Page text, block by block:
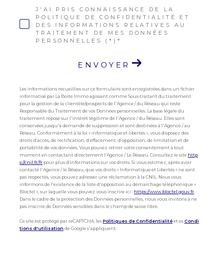
J'AI PRIS CONNAISSANCE DE LA
POLITIQUE DE CONFIDENTIALITÉ ET
DES INFORMATIONS RELATIVES AU
TRAITEMENT DE MES DONNÉES
PERSONNELLES (*)*
ENVOYER
Les informations recueillies sur ce formulaire sont enregistrées dans un fichier
informatisé par La Boite Immo agissant comme Sous-traitant du traitement
pour la gestion de la clientèle/prospects de l'Agence / du Réseau qui reste
Responsable du Traitement de vos Données personnelles. La base légale du
traitement repose sur l'intérêt légitime de l'Agence / du Réseau. Elles sont
conservées jusqu'à demande de suppression et sont destinées à l'Agence / au
Réseau. Conformément à la loi « informatique et libertés », vous disposez des
droits d’accès, de rectification, d’effacement, d’opposition, de limitation et de
portabilité de vos données. Vous pouvez retirer votre consentement à tout
moment en contactant directement l’Agence / Le Réseau. Consultez le site http
s://cnil.fr/fr pour plus d’informations sur vos droits. Si vous estimez, après avoir
contacté l'Agence / le Réseau, que vos droits « Informatique et Libertés » ne sont
pas respectés, vous pouvez adresser une réclamation à la CNIL. Nous vous
informons de l’existence de la liste d'opposition au démarchage téléphonique «
Bloctel », sur laquelle vous pouvez vous inscrire ici : https://www.bloctel.gouv.fr
Dans le cadre de la protection des Données personnelles, nous vous invitons à ne
pas inscrire de Données sensibles dans le champ de saisie libre.
Ce site est protégé par reCAPTCHA, lesPolitiques de Confidentialitéet es Condi
tions d'utilisation de Google s'appliquent.